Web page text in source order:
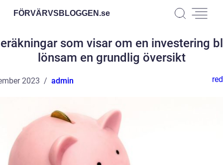
FÖRVÄRVSBLOGGEN.se
som visar om en investering
lönsam en grundlig översikt
2023 admin